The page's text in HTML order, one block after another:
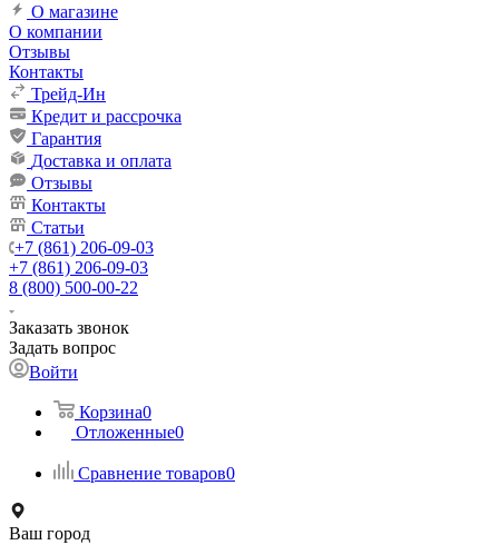
О магазине
О компании
Отзывы
Контакты
Трейд-Ин
Кредит и рассрочка
Гарантия
Доставка и оплата
Отзывы
Контакты
Статьи
+7 (861) 206-09-03
+7 (861) 206-09-03
8 (800) 500-00-22
Заказать звонок
Задать вопрос
Войти
Корзина0
Отложенные0
Сравнение товаров0
Ваш город